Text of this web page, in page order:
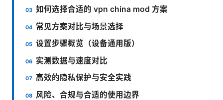
如何选择合适的 vpn china mod 方案
常见方案对比与场景选择
设置步骤概览（设备通用版）
实测数据与速度对比
高效的隐私保护与安全实践
风险、合规与合适的使用边界